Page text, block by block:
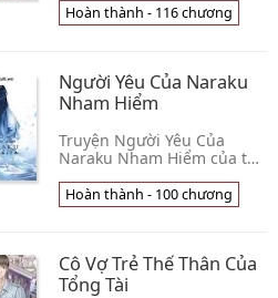
chuyện bắt đầu từ
một otaku cô đơn….Em nó
Hoàn thành - 116 chương
Người Yêu Của Naraku
Nham Hiểm
Truyện Người Yêu Của
Naraku Nham Hiểm của tác
câu chuyện xuyên qua rồi,
không muốn chết liền sống
Hoàn thành - 100 chương
Cô Vợ Trẻ Thế Thân Của
Tổng Tài